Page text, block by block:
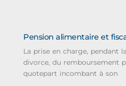
Pension alimentaire et
La prise en charge, pendant
divorce, du remboursement
quotepart incombant à son